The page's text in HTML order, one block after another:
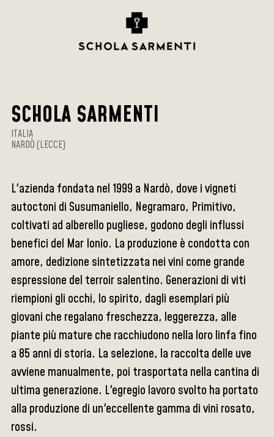
SCHOLA SARMENTI
ITALIA
NARDÒ (LECCE)
L'azienda fondata nel 1999 a Nardò, dove i vigneti
autoctoni di Susumaniello, Negramaro, Primitivo,
coltivati ad alberello pugliese, godono degli influssi
benefici del Mar Ionio. La produzione è condotta con
amore, dedizione sintetizzata nei vini come grande
espressione del terroir salentino. Generazioni di viti
riempioni gli occhi, lo spirito, dagli esemplari più
giovani che regalano freschezza, leggerezza, alle
piante più mature che racchiudono nella loro linfa fino
a 85 anni di storia. La selezione, la raccolta delle uve
avviene manualmente, poi trasportata nella cantina di
ultima generazione. L'egregio lavoro svolto ha portato
alla produzione di un'eccellente gamma di vini rosato,
rossi.